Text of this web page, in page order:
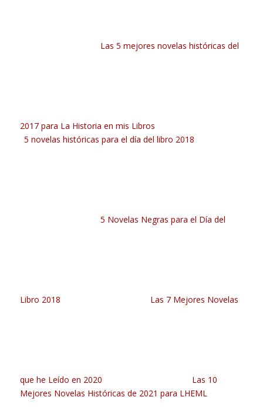
Las 5 mejores novelas históricas del
2017 para La Historia en mis Libros
5 novelas históricas para el día del libro 2018
5 Novelas Negras para el Día del
Libro 2018 Las 7 Mejores Novelas
que he Leído en 2020
Las 10
Mejores Novelas Históricas de 2021 para LHEML